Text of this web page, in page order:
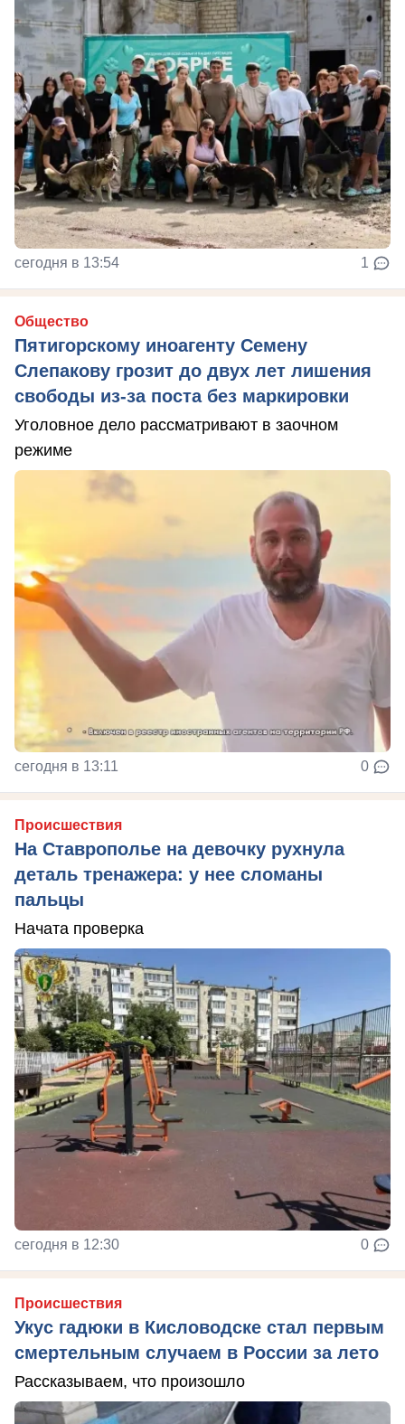
сегодня в 13:54 1
Общество
Пятигорскому иноагенту Семену
Слепакову грозит до двух лет лишения
свободы из-за поста без маркировки
Уголовное дело рассматривают в заочном
режиме
сегодня в 13:11 0
Происшествия
На Ставрополье на девочку рухнула
деталь тренажера: у нее сломаны
пальцы
Начата проверка
сегодня в 12:30 0
Происшествия
Укус гадюки в Кисловодске стал первым
смертельным случаем в России за лето
Рассказываем, что произошло